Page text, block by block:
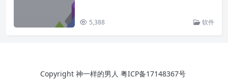
5,388 软件
Copyright 神一样的男人 粤ICP备17148367号